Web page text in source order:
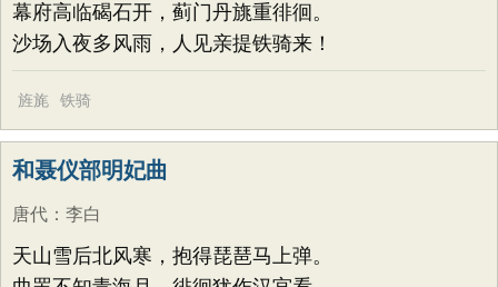
幕府高临碣石开，蓟门丹旐重徘徊。
沙场入夜多风雨，人见亲提铁骑来！
旌旄 铁骑
和聂仪部明妃曲
唐代 ： 李白
天山雪后北风寒，抱得琵琶马上弹。